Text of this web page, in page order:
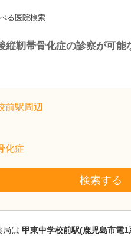
る医院検索
縦靭帯骨化症の診察が可能
前駅周辺
化症
検索する
局は 甲東中学校前駅(鹿児島市電1